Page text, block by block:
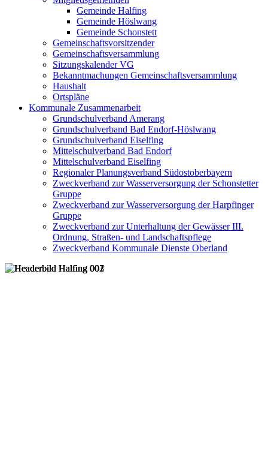
Gemeinde Halfing
Gemeinde Höslwang
Gemeinde Schonstett
Gemeinschaftsvorsitzender
Gemeinschaftsversammlung
Sitzungskalender VG
Bekanntmachungen Gemeinschaftsversammlung
Haushalt
Ortspläne
Kommunale Zusammenarbeit
Grundschulverband Amerang
Grundschulverband Bad Endorf-Höslwang
Grundschulverband Eiselfing
Mittelschulverband Bad Endorf
Mittelschulverband Eiselfing
Regionaler Planungsverband Südostoberbayern
Zweckverband zur Wasserversorgung der Schonstetter
Gruppe
Zweckverband zur Wasserversorgung der Harpfinger
Gruppe
Zweckverband zur Unterhaltung der Gewässer III.
Ordnung, Straßen- und Landschaftspflege
Zweckverband Kommunale Dienste Oberland